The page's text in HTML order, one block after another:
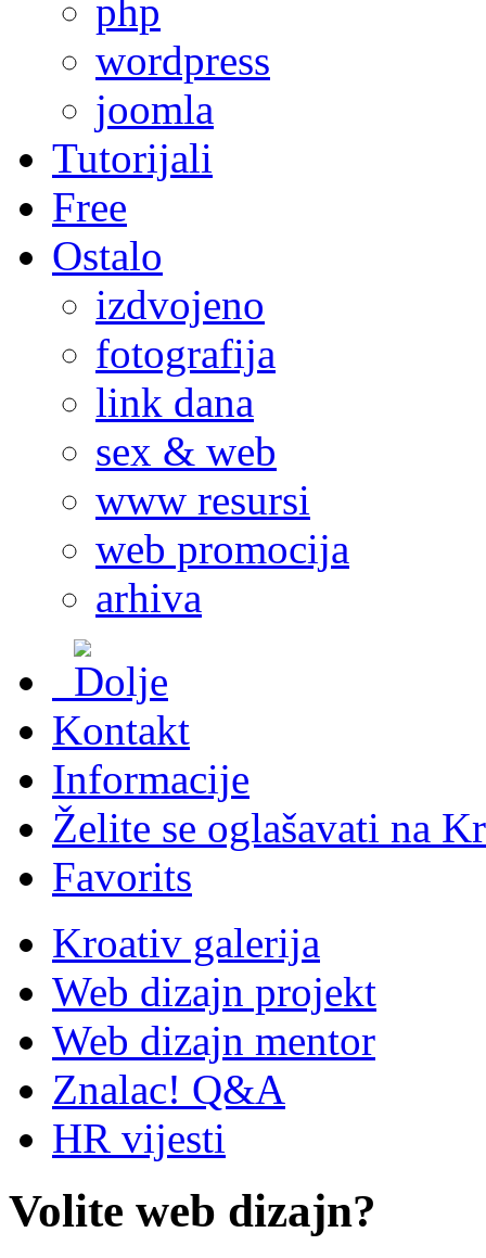
php
wordpress
joomla
Tutorijali
Free
Ostalo
izdvojeno
fotografija
link dana
sex & web
www resursi
web promocija
arhiva
Kontakt
Informacije
Želite se oglašavati na
Favorits
Kroativ galerija
Web dizajn projekt
Web dizajn mentor
Znalac! Q&A
HR vijesti
Volite web dizajn?